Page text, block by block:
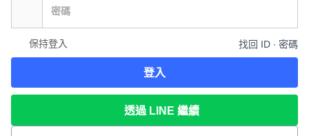
保持登入 找回 ID ∙ 密碼
登入
透過 LINE 繼續